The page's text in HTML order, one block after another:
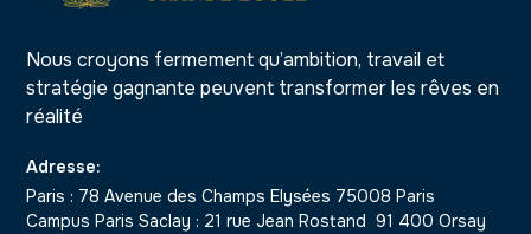
Nous croyons fermement qu’ambition, travail et
stratégie gagnante peuvent transformer les rêves en
réalité
Adresse:
Paris : 78 Avenue des Champs Elysées 75008 Paris
Campus Paris Saclay : 21 rue Jean Rostand 91 400 Orsay